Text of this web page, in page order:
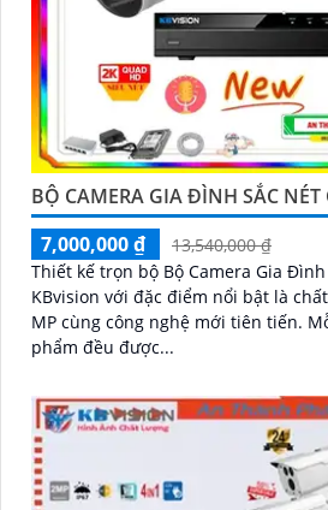
BỘ CAMERA GIA ĐÌNH SẮC NÉT
7,000,000 ₫
13,540,000 ₫
Thiết kế trọn bộ Bộ Camera Gia Đình
KBvision với đặc điểm nổi bật là
MP cùng công nghệ mới tiên tiến. Mỗi chi tiết của sản
phẩm đều được...